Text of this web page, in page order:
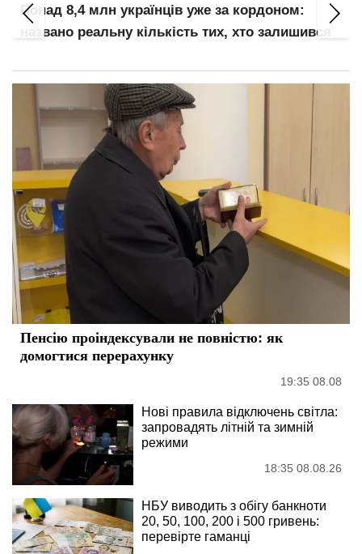
Понад 8,4 млн українців уже за кордоном:
названо реальну кількість тих, хто залишився
Пенсію проіндексували не повністю: як
домогтися перерахунку
19:35 08.08
Нові правила відключень світла:
запровадять літній та зимній
режими
18:35 08.08.26
НБУ виводить з обігу банкноти
20, 50, 100, 200 і 500 гривень:
перевірте гаманці